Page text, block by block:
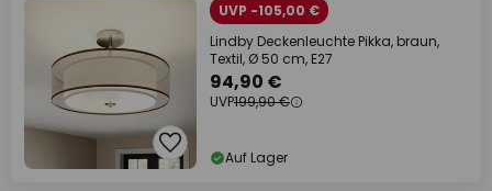
UVP -105,00 €
Lindby Deckenleuchte Pikka, braun,
Textil, Ø 50 cm, E27
94,90 €
UVP199,90 €
Auf Lager